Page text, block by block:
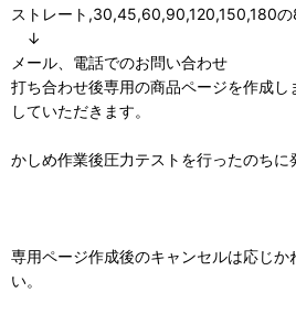
ストレート,30,45,60,90,120,150,180
↓
メール、電話でのお問い合わせ
打ち合わせ後専用の商品ページを作成し
していただきます。
かしめ作業後圧力テストを行ったのちに
専用ページ作成後のキャンセルは応じか
い。